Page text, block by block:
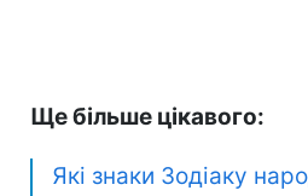
Ще більше цікавого:
Які знаки Зодіаку